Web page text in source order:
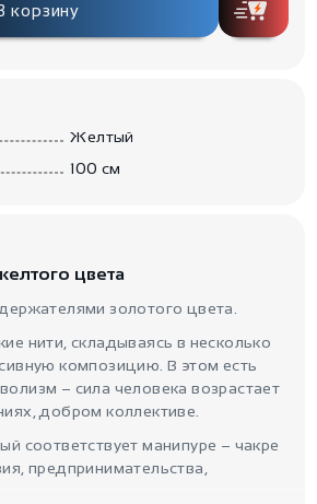
корзину
Желтый
100 см
цвета
золотого цвета.
нити, складываясь в несколько
композицию. В этом есть
– сила человека возрастает
добром коллективе.
соответствует манипуре – чакре
предпринимательства,